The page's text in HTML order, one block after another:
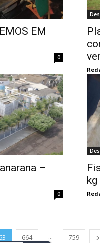
EM
0
–
0
664 ... 759